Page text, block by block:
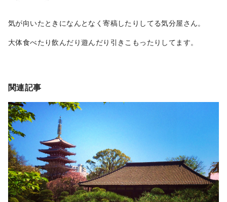
気が向いたときになんとなく寄稿したりしてる気分屋さん。
大体食べたり飲んだり遊んだり引きこもったりしてます。
関連記事